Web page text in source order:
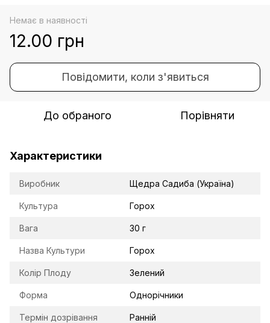
Немає в наявності
12.00 грн
Повідомити, коли з'явиться
До обраного Порівняти
Характеристики
Виробник Щедра Садиба (Україна)
Культура Горох
Вага 30 г
Назва Культури Горох
Колір Плоду Зелений
Форма Однорічники
Термін дозрівання Ранній